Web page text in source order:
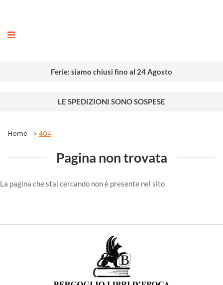
Ferie: siamo chiusi fino al 24 Agosto
LE SPEDIZIONI SONO SOSPESE
Home 404
Pagina non trovata
La pagina che stai cercando non è presente nel sito